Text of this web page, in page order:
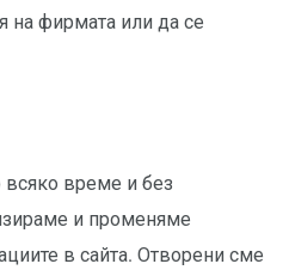
на фирмата или да се
всяко време и без
и променяме
в сайта. Отворени сме